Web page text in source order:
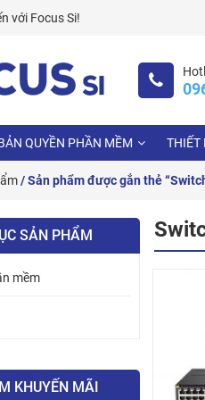
với Focus Si!
QUYỀN PHẦN MỀM THIẾT
/ Sản phẩm được gắn thẻ
SẢN PHẨM
mềm
KHUYẾN MÃI